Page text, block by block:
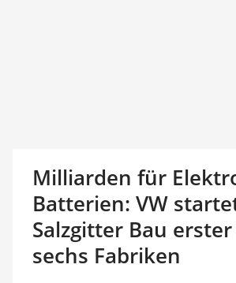
Milliarden für
Batterien: VW
Salzgitter Bau
sechs Fabriken